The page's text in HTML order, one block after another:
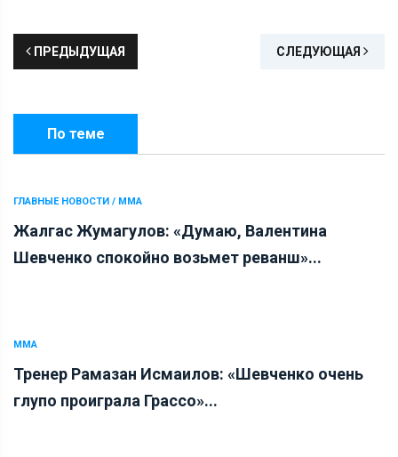
ПРЕДЫДУЩАЯ СЛЕДУЮЩАЯ
По теме
ГЛАВНЫЕ НОВОСТИ / ММА
Жалгас Жумагулов: «Думаю, Валентина
Шевченко спокойно возьмет реванш»...
ММА
Тренер Рамазан Исмаилов: «Шевченко очень
глупо проиграла Грассо»...